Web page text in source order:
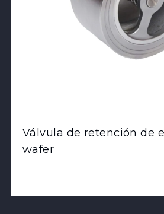
Válvula de retención de
wafer